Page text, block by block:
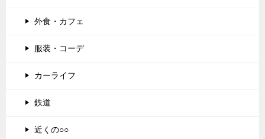
外食・カフェ
服装・コーデ
カーライフ
鉄道
近くの○○